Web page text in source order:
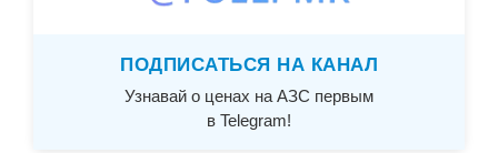
ПОДПИСАТЬСЯ НА КАНАЛ
Узнавай о ценах на АЗС первым
в Telegram!